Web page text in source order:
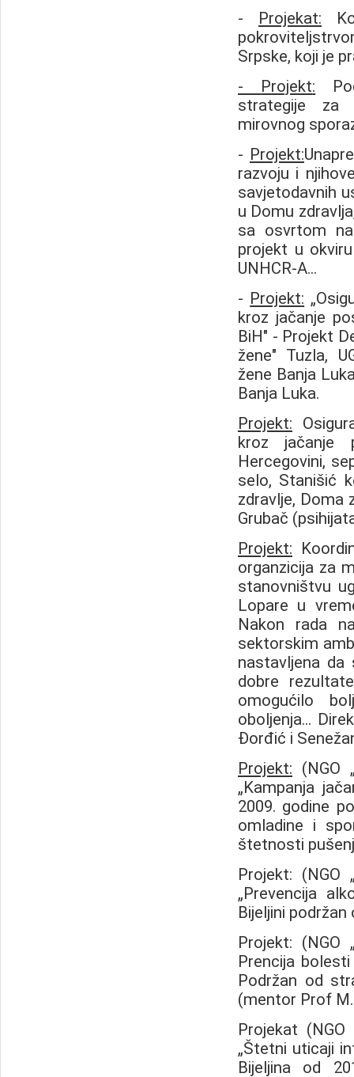
- Projekat:
Srpske, koji je
- Projekt:
strategije za
mirovnog
- Projekt:
razvoju i
savjetodavnih
u Domu
sa osvrtom na
projekt u
UNHCR-A...
- Projekt:
kroz jačanje
BiH" - Projekt
žene" Tuzla,
žene Banja
Banja Luka.
Projekt:
kroz jačanje
Hercegovini,
selo, Stanišić
zdravlje, Doma
Grubač
Projekt:
organzicija za
stanovništvu
Lopare u
Nakon rada
sektorskim
nastavljena da
dobre
omogućilo
oboljenja...
Đorđić i
Projekt: (NGO
„Kampanja
2009. godine
omladine i
štetnosti
Projekt: (NGO
„Prevencija
Bijeljini
Projekt: (NGO
Prencija
Podržan od
(mentor Prof
Projekat (NGO
„Štetni uticaji
Bijeljina od